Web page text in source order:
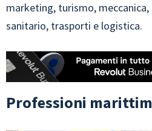
marketing, turismo,
sanitario, trasporti e logistica.
Professioni